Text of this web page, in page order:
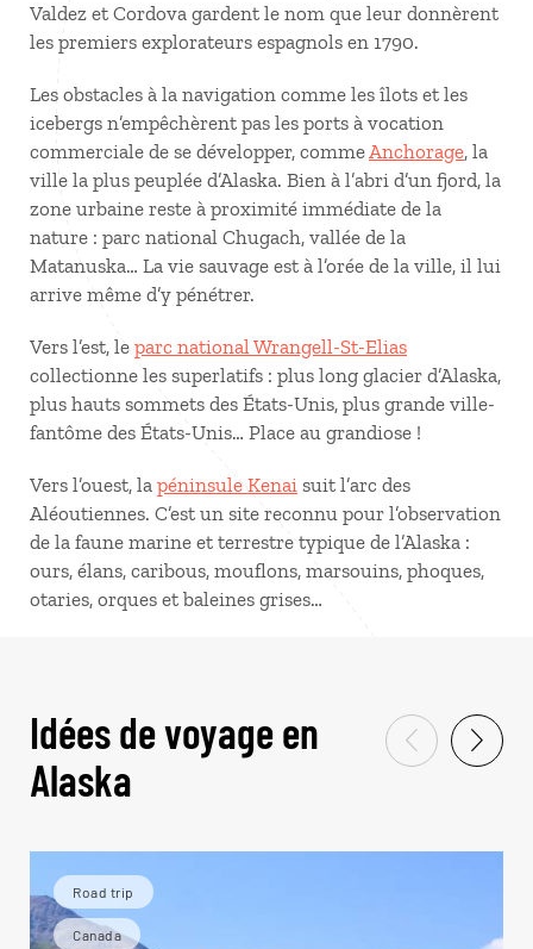
Valdez et Cordova gardent le nom que leur donnèrent
les premiers explorateurs espagnols en 1790.
Les obstacles à la navigation comme les îlots et les
icebergs n’empêchèrent pas les ports à vocation
commerciale de se développer, commeAnchorage, la
ville la plus peuplée d’Alaska. Bien à l’abri d’un fjord, la
zone urbaine reste à proximité immédiate de la
nature : parc national Chugach, vallée de la
Matanuska… La vie sauvage est à l’orée de la ville, il lui
arrive même d’y pénétrer.
Vers l’est, le parc national Wrangell-St-Elias
collectionne les superlatifs : plus long glacier d’Alaska,
plus hauts sommets des États-Unis, plus grande ville-
fantôme des États-Unis… Place au grandiose !
Vers l’ouest, la péninsule Kenai suit l’arc des
Aléoutiennes. C’est un site reconnu pour l’observation
de la faune marine et terrestre typique de l’Alaska :
ours, élans, caribous, mouflons, marsouins, phoques,
otaries, orques et baleines grises…
Idées de voyage en
Alaska
Road trip
Canada